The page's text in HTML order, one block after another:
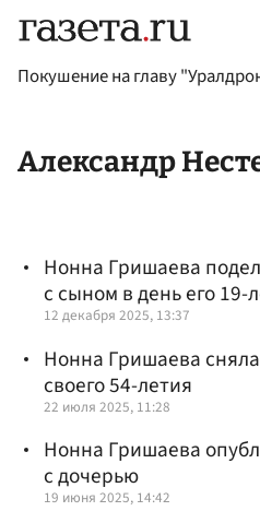
Покушение на главу
Александр
Нонна Гришаева
с сыном в день его 19-
12 декабря 2025, 13:37
Нонна Гришаева
своего 54-летия
22 июля 2025, 11:28
Нонна Гришаева
с дочерью
19 июня 2025, 14:42